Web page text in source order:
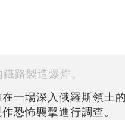
路製造爆炸。
一場深入俄羅斯領土
恐怖襲擊進行調查。